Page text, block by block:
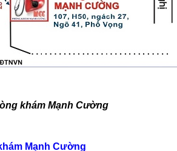
khám Mạnh Cường
Mạnh Cường